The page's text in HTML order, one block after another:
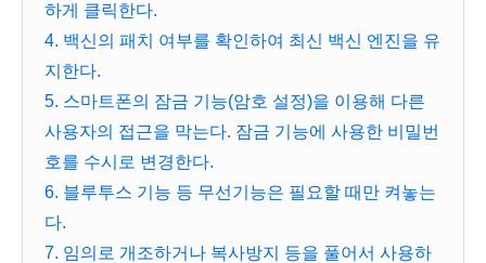
하게 클릭한다.
4. 백신의 패치 여부를 확인하여 최신 백신 엔진을 유
지한다.
5. 스마트폰의 잠금 기능(암호 설정)을 이용해 다른
사용자의 접근을 막는다. 잠금 기능에 사용한 비밀번
호를 수시로 변경한다.
6. 블루투스 기능 등 무선기능은 필요할 때만 켜놓는
다.
7. 임의로 개조하거나 복사방지 등을 풀어서 사용하